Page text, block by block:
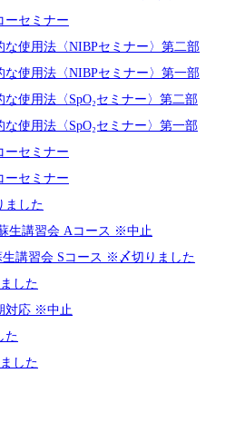
ーセミナー
使用法〈NIBPセミナー〉第二部
使用法〈NIBPセミナー〉第一部
使用法〈SpO₂セミナー〉第二部
使用法〈SpO₂セミナー〉第一部
ーセミナー
ーセミナー
した
生講習会 Aコース ※中止
講習会 Sコース ※〆切りました
した
対応 ※中止
た
した